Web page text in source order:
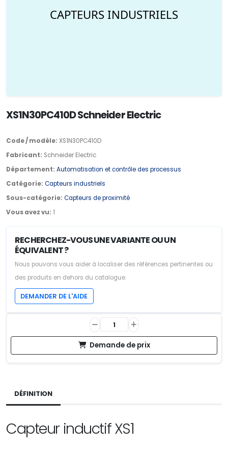
XS1N30PC410D Schneider Electric
Code / modèle: XS1N30PC410D
Fabricant: Schneider Electric
Département: Automatisation et contrôle des processus
Catégorie: Capteurs industriels
Sous-catégorie: Capteurs de proximité
Vous avez vu: 1
RECHERCHEZ-VOUS UNE VARIANTE OU UN
ÉQUIVALENT ?
Nous pouvons vous aider à localiser des références pertinentes ou
des produits en dehors du catalogue.
DEMANDER DE L'AIDE
Demande de prix
DÉFINITION
Capteur inductif XS1